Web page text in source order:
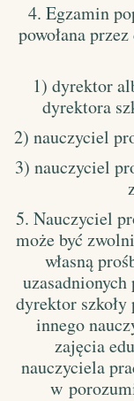
4. Egzamin
powołana
1) dyrektor
dyrektora
2) nauczyciel
3) nauczyciel
5. Nauczyciel
może być
własną
dyrektor szkoły
innego
zajęcia
nauczyciela
w